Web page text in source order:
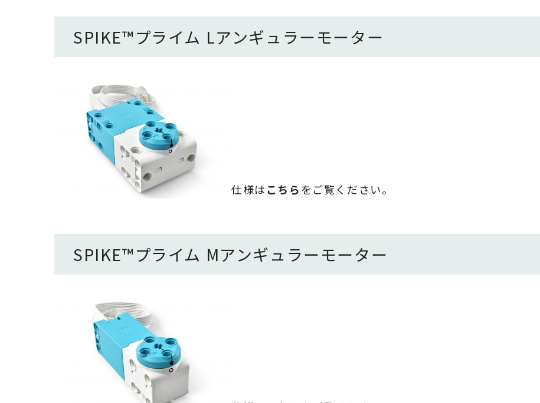
SPIKE™プライム Lアンギュラーモーター
仕様はこちらをご覧ください。
SPIKE™プライム Mアンギュラーモーター